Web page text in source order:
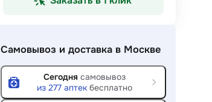
Самовывоз и доставка в Москве
Сегодня самовывоз
из 277 аптек бесплатно